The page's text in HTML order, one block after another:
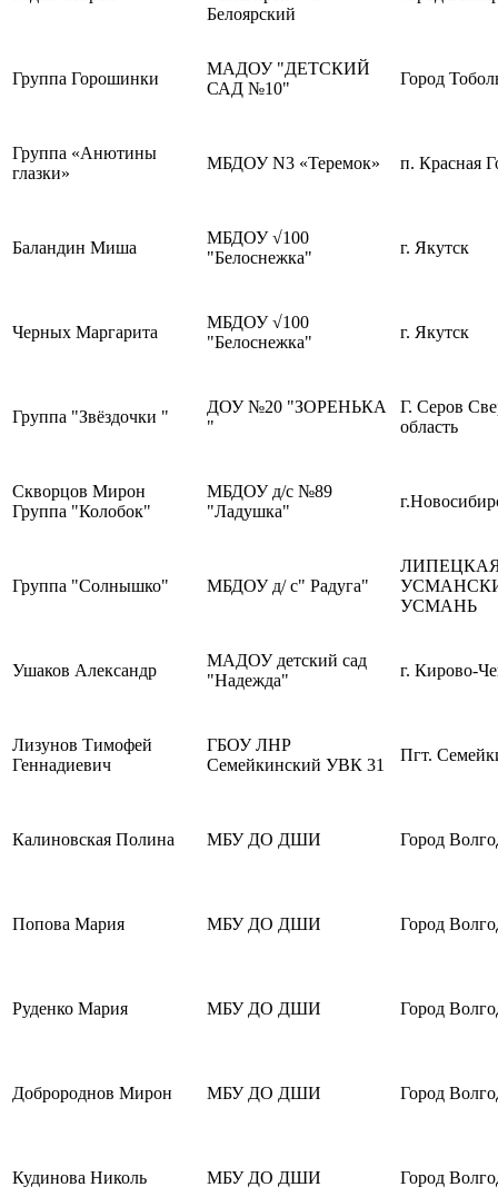
Белоярский
Группа Горошинки
МАДОУ "ДЕТСКИЙ
САД №10"
Город
Группа «Анютины
глазки»
МБДОУ N3 «Теремок» п. Красная
Баландин Миша
МБДОУ √100
"Белоснежка"
г. Якутск
Черных Маргарита
МБДОУ √100
"Белоснежка"
г. Якутск
Группа "Звёздочки "
ДОУ №20 "ЗОРЕНЬКА
"
Г. Серов
область
Скворцов Мирон
Группа "Колобок"
МБДОУ д/с №89
"Ладушка"
Группа "Солнышко" МБДОУ д/ с" Радуга"
УСМАНЬ
Ушаков Александр
МАДОУ детский сад
"Надежда"
г. Кирово-
Лизунов Тимофей
Геннадиевич
ГБОУ ЛНР
Семейкинский УВК 31
Пгт.
Калиновская Полина МБУ ДО ДШИ Город
Попова Мария МБУ ДО ДШИ Город
Руденко Мария МБУ ДО ДШИ Город
Добророднов Мирон МБУ ДО ДШИ Город
Кудинова Николь МБУ ДО ДШИ Город